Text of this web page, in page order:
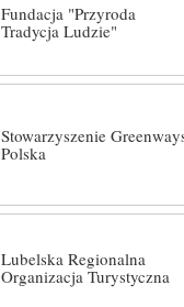
Fundacja "Przyroda
Tradycja Ludzie"
Stowarzyszenie
Polska
Lubelska Regionalna
Organizacja Turystyczna